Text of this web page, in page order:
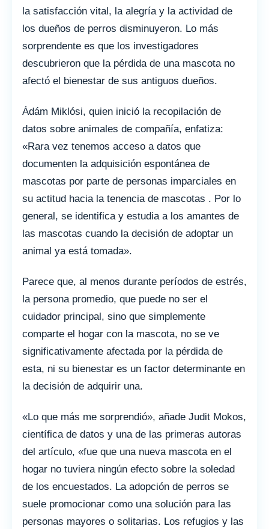
la satisfacción vital, la alegría y la actividad de
los dueños de perros disminuyeron. Lo más
sorprendente es que los investigadores
descubrieron que la pérdida de una mascota no
afectó el bienestar de sus antiguos dueños.
Ádám Miklósi, quien inició la recopilación de
datos sobre animales de compañía, enfatiza:
«Rara vez tenemos acceso a datos que
documenten la adquisición espontánea de
mascotas por parte de personas imparciales en
su actitud hacia la tenencia de mascotas . Por lo
general, se identifica y estudia a los amantes de
las mascotas cuando la decisión de adoptar un
animal ya está tomada».
Parece que, al menos durante períodos de estrés,
la persona promedio, que puede no ser el
cuidador principal, sino que simplemente
comparte el hogar con la mascota, no se ve
significativamente afectada por la pérdida de
esta, ni su bienestar es un factor determinante en
la decisión de adquirir una.
«Lo que más me sorprendió», añade Judit Mokos,
científica de datos y una de las primeras autoras
del artículo, «fue que una nueva mascota en el
hogar no tuviera ningún efecto sobre la soledad
de los encuestados. La adopción de perros se
suele promocionar como una solución para las
personas mayores o solitarias. Los refugios y las